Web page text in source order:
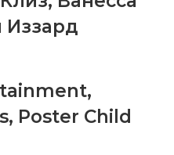
Иззард
,
, Poster Child